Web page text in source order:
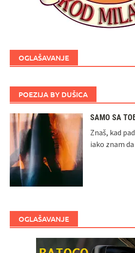
OGLAŠAVANJE
POEZIJA BY DUŠICA
SAMO SA
Znaš, kad
iako znam da
OGLAŠAVANJE